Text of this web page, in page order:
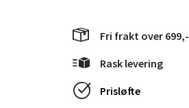
Fri frakt over 699,-
Rask levering
Prisløfte
Gamle Stokkavei 1, 4313 Sandnes
Åpent i dag 10-21
0 i butikk